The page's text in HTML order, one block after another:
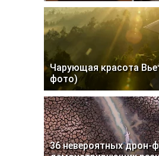
Чарующая красота
фото)
36 невероятных дрон-